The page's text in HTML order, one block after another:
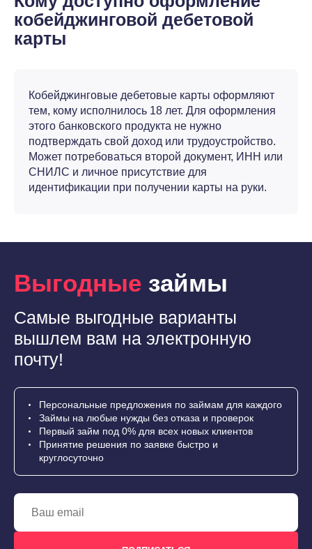
кобейджинговой дебетовой
карты
Кобейджинговые дебетовые карты оформляют
тем, кому исполнилось 18 лет. Для оформления
этого банковского продукта не нужно
подтверждать свой доход или трудоустройство.
Может потребоваться второй документ, ИНН или
СНИЛС и личное присутствие для
идентификации при получении карты на руки.
Выгодные займы
Самые выгодные варианты
вышлем вам на электронную
почту!
Персональные предложения по займам для каждого
Займы на любые нужды без отказа и проверок
Первый займ под 0% для всех новых клиентов
Принятие решения по заявке быстро и
круглосуточно